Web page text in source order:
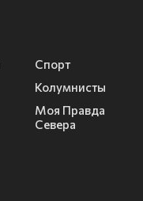
Спорт
Колумнисты
Моя Правда
Севера